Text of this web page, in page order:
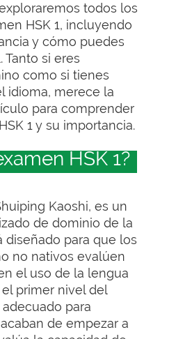
todos los
HSK 1, incluyendo
y cómo puedes
Tanto si eres
como si tienes
idioma, merece la
para comprender
1 y su importancia.
HSK 1?
Kaoshi, es un
de dominio de la
diseñado para que los
no nativos evalúen
el uso de la lengua
el primer nivel del
para
de empezar a